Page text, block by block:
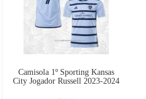
Camisola 1º Sporting Kansas
City Jogador Russell 2023-2024